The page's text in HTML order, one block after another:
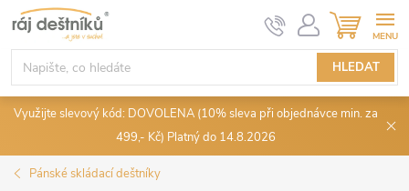
Přejít
na
obsah
HLEDAT
KOŠÍK
Využijte slevový kód: DOVOLENA (10% sleva při objednávce min. za
499,- Kč) Platný do 14.8.2026
Pánské skládací deštníky